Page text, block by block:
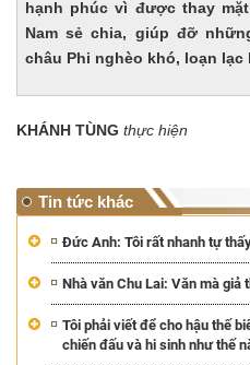
hạnh phúc vì được thay
Nam sẻ chia, giúp đỡ
châu Phi nghèo khó, loạn
KHÁNH TÙNG thực hiện
Tin tức khác
Đức Anh: Tôi rất nhanh tự
Nhà văn Chu Lai: Văn mà giả
Tôi phải viết để cho hậu thế
chiến đấu và hi sinh như thế